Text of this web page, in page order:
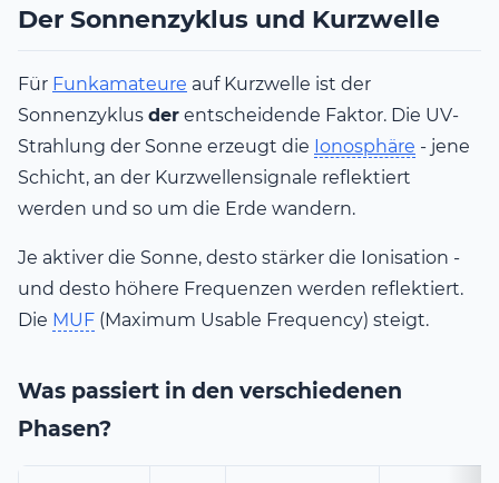
Der Sonnenzyklus und Kurzwelle
Für Funkamateure auf Kurzwelle ist der
Sonnenzyklus der entscheidende Faktor. Die UV-
Strahlung der Sonne erzeugt die Ionosphäre - jene
Schicht, an der Kurzwellensignale reflektiert
werden und so um die Erde wandern.
Je aktiver die Sonne, desto stärker die Ionisation -
und desto höhere Frequenzen werden reflektiert.
Die MUF (Maximum Usable Frequency) steigt.
Was passiert in den verschiedenen
Phasen?